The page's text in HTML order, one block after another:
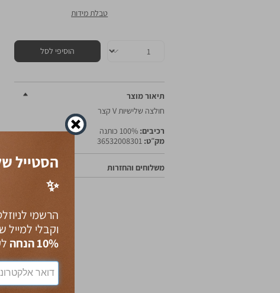
טבלת מידות
הוסיפי לסל
תיאור מוצר
חולצה שלישיות V קצר
רכיבים: 100% כותנה
מק״ט: 36532008301
משלוחים והחזרות
הסטייל
✨
הרשמי
וקבלי למייל
10% הנחה